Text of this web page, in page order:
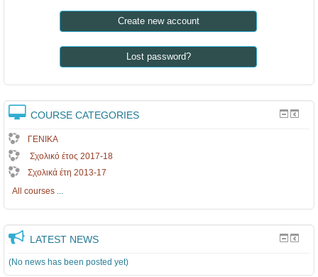
Create new account
Lost password?
COURSE CATEGORIES
ΓΕΝΙΚΑ
Σχολικό έτος 2017-18
Σχολικά έτη 2013-17
All courses ...
LATEST NEWS
(No news has been posted yet)